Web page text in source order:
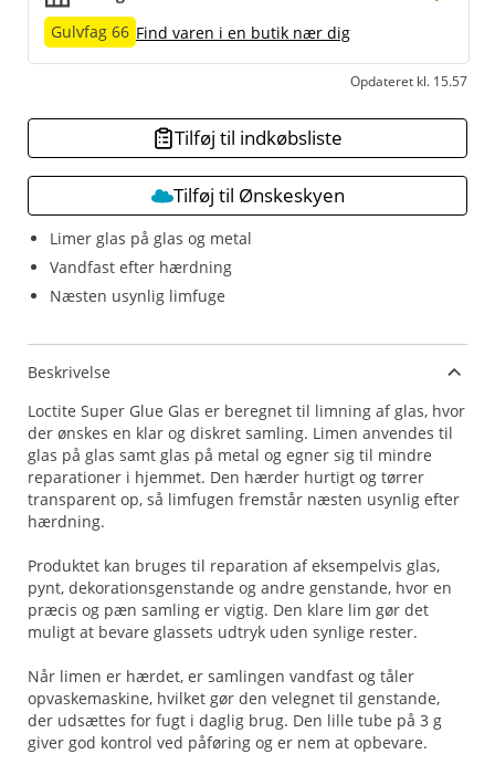
Limer glas på glas og metal
Vandfast efter hærdning
Næsten usynlig limfuge
Gulvfag 66 Find varen i en butik nær dig
Opdateret kl. 15.57
Tilføj til indkøbsliste
Tilføj til Ønskeskyen
Beskrivelse
Loctite Super Glue Glas er beregnet til limning af glas, hvor
der ønskes en klar og diskret samling. Limen anvendes til
glas på glas samt glas på metal og egner sig til mindre
reparationer i hjemmet. Den hærder hurtigt og tørrer
transparent op, så limfugen fremstår næsten usynlig efter
hærdning.
Produktet kan bruges til reparation af eksempelvis glas,
pynt, dekorationsgenstande og andre genstande, hvor en
præcis og pæn samling er vigtig. Den klare lim gør det
muligt at bevare glassets udtryk uden synlige rester.
Når limen er hærdet, er samlingen vandfast og tåler
opvaskemaskine, hvilket gør den velegnet til genstande,
der udsættes for fugt i daglig brug. Den lille tube på 3 g
giver god kontrol ved påføring og er nem at opbevare.